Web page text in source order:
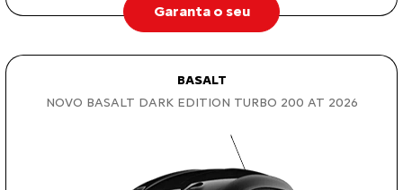
Garanta o seu
BASALT
NOVO BASALT DARK EDITION TURBO 200 AT 2026